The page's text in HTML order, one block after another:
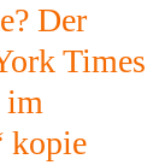
Der
Times
im
kopie